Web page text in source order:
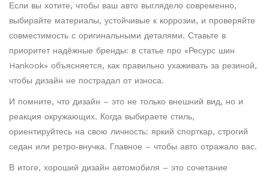
Если вы хотите, чтобы ваш авто выглядело современно,
выбирайте материалы, устойчивые к коррозии, и проверяйте
совместимость с оригинальными деталями. Ставьте в
приоритет надёжные бренды: в статье про «Ресурс шин
Hankook» объясняется, как правильно ухаживать за резиной,
чтобы дизайн не пострадал от износа.
И помните, что дизайн – это не только внешний вид, но и
реакция окружающих. Когда выбираете стиль,
ориентируйтесь на свою личность: яркий спорткар, строгий
седан или ретро‑внучка. Главное – чтобы авто отражало вас.
В итоге, хороший дизайн автомобиля – это сочетание